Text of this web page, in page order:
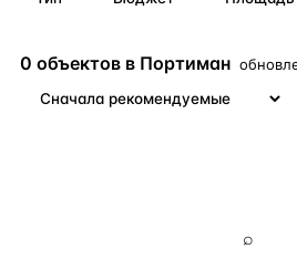
ВСЕ НАПРАВЛЕНИЯ →
0 объектов в Портиман
⌕